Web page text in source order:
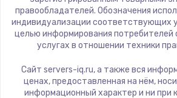
правообладателей. Обозначения
индивидуализации соответствующих
целью информирования потребителей
услугах в отношении техники
Сайт servers-iq.ru, а также вся
ценах, предоставленная на нём,
информационный характер и ни при